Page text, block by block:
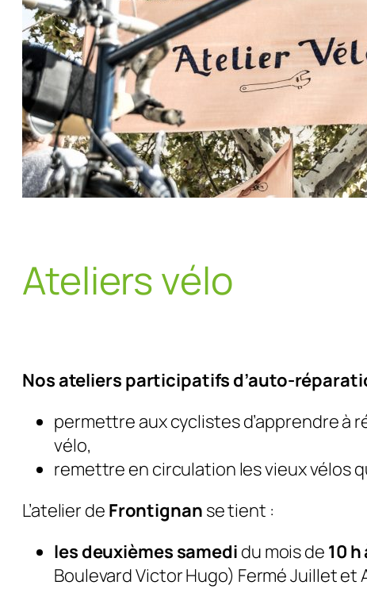
Ateliers vélo
Nos ateliers participatifs d’auto-
permettre aux cyclistes d’apprendre à
vélo,
remettre en circulation les vieux vélos
L’atelier de Frontignan se tient :
les deuxièmes samedi du mois de 10 h
Boulevard Victor Hugo) Fermé Juillet et